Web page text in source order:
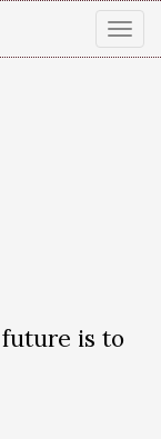
is to